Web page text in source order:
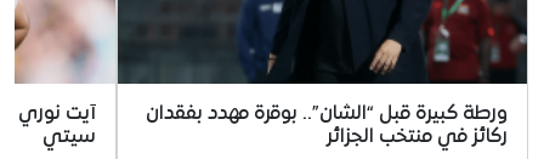
ورطة كبيرة قبل “الشان”.. بوقرة مهدد بفقدان
ركائز في منتخب الجزائر
آيت نوري
سيتي